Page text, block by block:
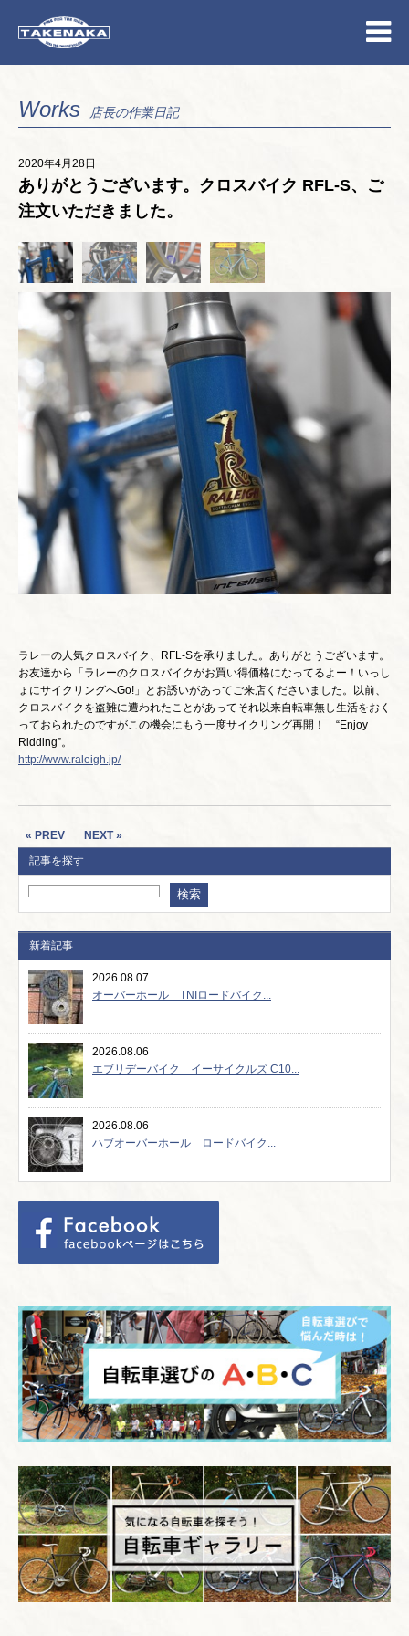
Works 店長の作業日記
2020年4月28日
ありがとうございます。クロスバイク RFL-S、ご
注文いただきました。
ラレーの人気クロスバイク、RFL-Sを承りました。ありがとうございます。
お友達から「ラレーのクロスバイクがお買い得価格になってるよー！いっし
ょにサイクリングへGo!」とお誘いがあってご来店くださいました。以前、
クロスバイクを盗難に遭われたことがあってそれ以来自転車無し生活をおく
っておられたのですがこの機会にもう一度サイクリング再開！ “Enjoy
Ridding”。
http://www.raleigh.jp/
« PREV
NEXT »
記事を探す
新着記事
2026.08.07
オーバーホール TNIロードバイク...
2026.08.06
エブリデーバイク イーサイクルズ C10...
2026.08.06
ハブオーバーホール ロードバイク...